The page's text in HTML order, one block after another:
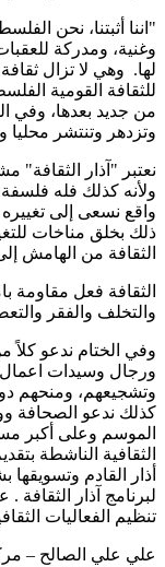
" اننا أثبتنا، نحن
وغنية، ومدركة
لها. وهي لا تزال
للثقافة القومية
من جديد بعدها، وفي
وتزدهر وتنتشر محليا
نعتبر "آذار الثقافة"
ولأنه كذلك فله
واقع نسعى إلى
ذلك بخلق مناخات
الثقافة من الهامش
الثقافة فعل مقاومة
والتخلف والفقر
وفي الختام ندعو
ورجال وسيدات اعمال
وتشجيعهم، ومنحهم
كذلك ندعو الصحافة
الموسم وعلى أكبر
الثقافية الناشطة
أذار القادم
لبرنامج آذار الثقافة .
تنظيم الفعاليات
علي علي الصالح –